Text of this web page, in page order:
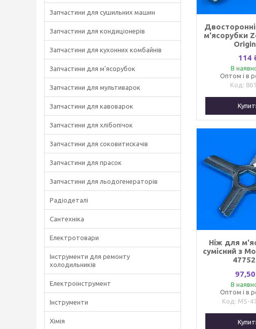
м'ясорубки
114
В
Оптом і в
Ніж для
сумісний з
В
Оптом і в
MS-
Запчастини для сушильних машин
Запчастини для кондиціонерів
Запчастини для кухонних комбайнів
Запчастини для м'ясорубок
Запчастини для мультиварок
Запчастини для кавоварок
Запчастини для хлібопічок
Запчастини для соковитискачів
Запчастини для прасок
Запчастини для льодогенераторів
Радіодеталі
Сантехніка
Електротовари
Інструменти для ремонту
холодильників
Електроінструмент
Інструменти
Хімія